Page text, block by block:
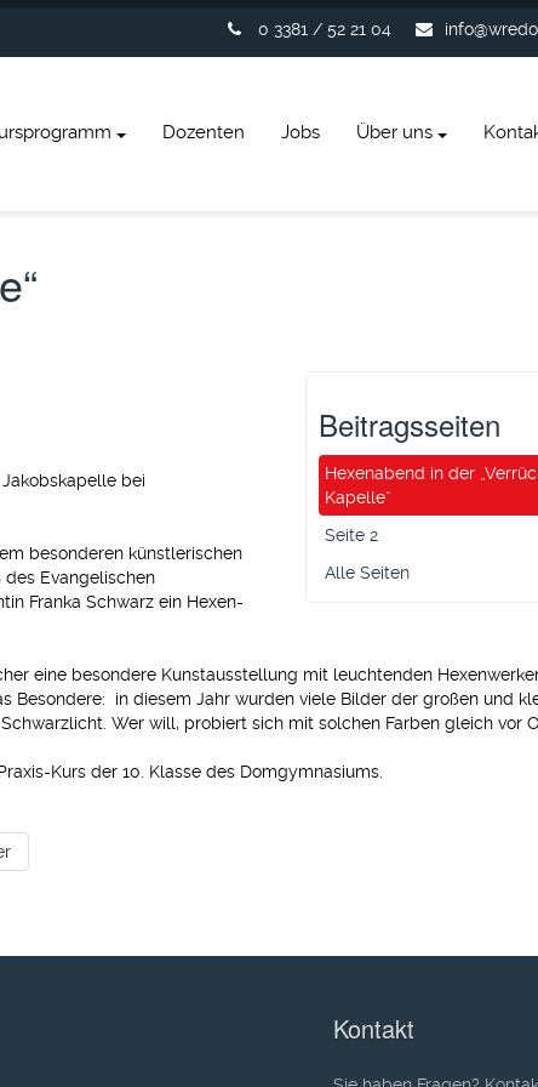
0 3381 / 52 21 04
Dozenten Jobs Über uns
Beitragsseiten
Hexenabend in der
Kapelle“
Seite 2
Alle Seiten
Jakobskapelle bei
besonderen künstlerischen
Evangelischen
Franka Schwarz ein Hexen-
eine besondere Kunstausstellung mit leuchtenden
Besondere: in diesem Jahr wurden viele Bilder der großen und
Wer will, probiert sich mit solchen Farben gleich vor
Kurs der 10. Klasse des Domgymnasiums.
Kontakt